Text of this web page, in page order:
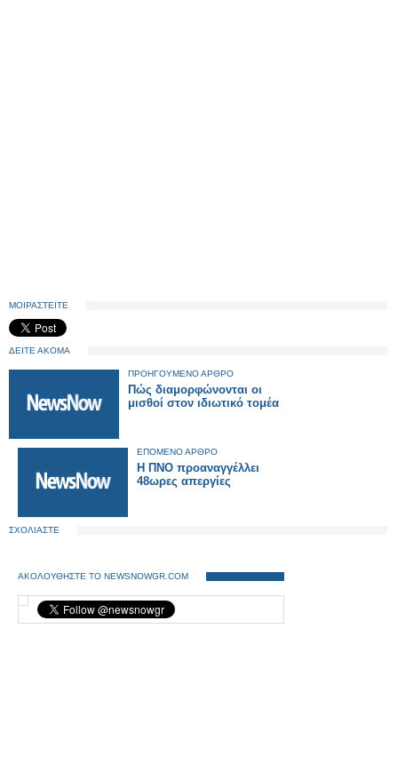
ΜΟΙΡΑΣΤΕΙΤΕ
ΔΕΙΤΕ ΑΚΟΜΑ
ΠΡΟΗΓΟΥΜΕΝΟ ΑΡΘΡΟ
Πώς διαμορφώνονται οι
μισθοί στον ιδιωτικό τομέα
ΕΠΟΜΕΝΟ ΑΡΘΡΟ
Η ΠΝΟ προαναγγέλλει
48ωρες απεργίες
ΣΧΟΛΙΑΣΤΕ
ΑΚΟΛΟΥΘΗΣΤΕ ΤΟ NEWSNOWGR.COM